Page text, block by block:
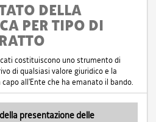
DELLA
PER TIPO DI
costituiscono uno strumento di
di qualsiasi valore giuridico e la
all'Ente che ha emanato il bando.
presentazione delle